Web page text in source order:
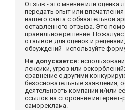
Отзыв - это мнение или оценка
передать опыт или
нашего сайта с обязательной
оставленного отзыва. Это
правильное решение.
отзывов для оценок и
обсуждений - используйте
Не допускается:
лексики, угроз или
сравнение с другими
безосновательные заявления,
деятельность компании и/или
ссылок на сторонние
самореклама.